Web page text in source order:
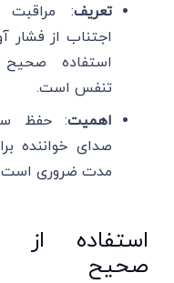
تعریف:
اجتناب از فشار
استفاده
تنفس است.
اهمیت: حفظ
صدای خواننده
مدت ضروری
استفاده از
صحیح